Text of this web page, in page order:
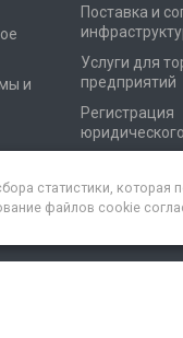
и
Поставка и
Услуги для
предприятий
Регистрация
статистики, которая
файлов cookie